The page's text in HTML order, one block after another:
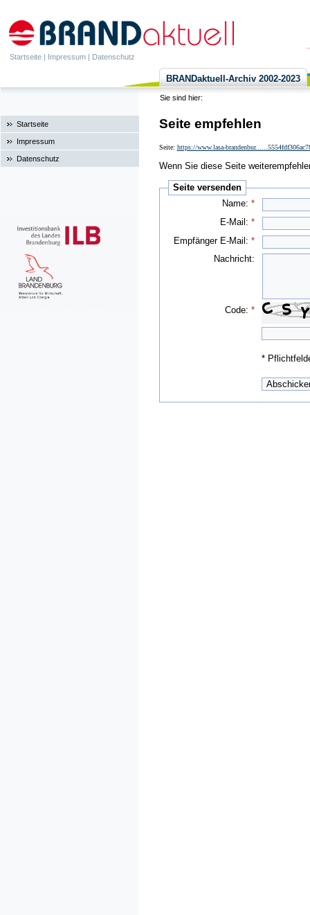
Startseite | Impressum | Datenschutz
BRANDaktuell-Archiv 2002-2023
Sie sind hier:
Startseite
Impressum
Datenschutz
Seite empfehlen
Seite: https://www.lasa-
Wenn Sie diese Seite
Seite versenden
Name:*
E-Mail:*
Empfänger E-Mail:*
Nachricht:
Code:*
*